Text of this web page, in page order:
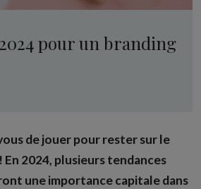
pour un branding
de jouer pour rester sur le
En 2024, plusieurs tendances
une importance capitale dans